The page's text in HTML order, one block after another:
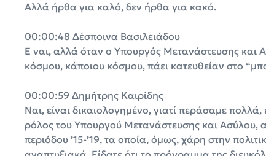
Αλλά ήρθα για καλό, δεν ήρθα για κακό.
00:00:48 Δέσποινα Βασιλειάδου
Ε ναι, αλλά όταν ο Υπουργός Μετανάστευσης και
κόσμου, κάποιου κόσμου, πάει κατευθείαν στο
00:00:59 Δημήτρης Καιρίδης
Ναι, είναι δικαιολογημένο, γιατί περάσαμε
ρόλος του Υπουργού Μετανάστευσης και Ασύλου,
περιόδου ’15-’19, τα οποία, όμως, χάρη στην